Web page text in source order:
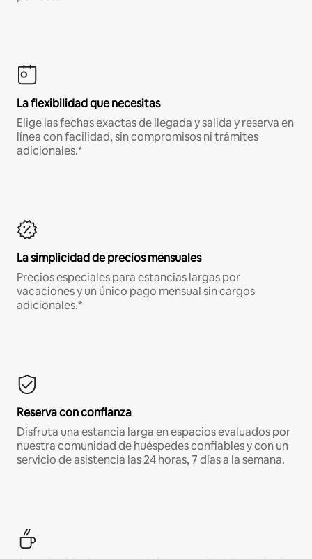
La flexibilidad que necesitas
Elige las fechas exactas de llegada y salida y reserva en
línea con facilidad, sin compromisos ni trámites
adicionales.*
La simplicidad de precios mensuales
Precios especiales para estancias largas por
vacaciones y un único pago mensual sin cargos
adicionales.*
Reserva con confianza
Disfruta una estancia larga en espacios evaluados por
nuestra comunidad de huéspedes confiables y con un
servicio de asistencia las 24 horas, 7 días a la semana.